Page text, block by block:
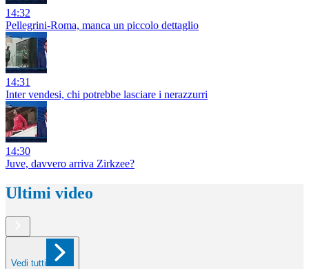
14:32
Pellegrini-Roma, manca un piccolo dettaglio
14:31
Inter vendesi, chi potrebbe lasciare i nerazzurri
14:30
Juve, davvero arriva Zirkzee?
Ultimi video
Vedi tutti